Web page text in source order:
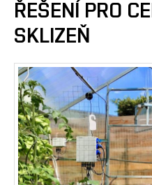
ŘEŠENÍ PRO
SKLIZEŇ